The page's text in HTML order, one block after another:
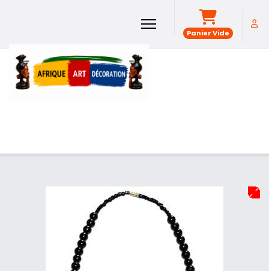
Panier Vide